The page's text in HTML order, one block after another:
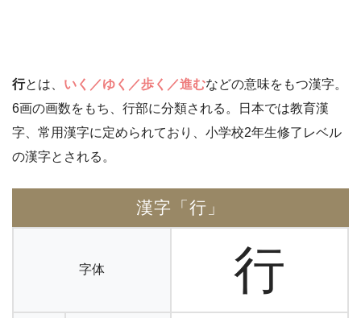
行とは、 いく／ゆく／歩く／進むなどの意味をもつ漢字。
6画の画数をもち、行部に分類される。日本では教育漢
字、常用漢字に定められており、小学校2年生修了レベル
の漢字とされる。
漢字「行」
字体 行